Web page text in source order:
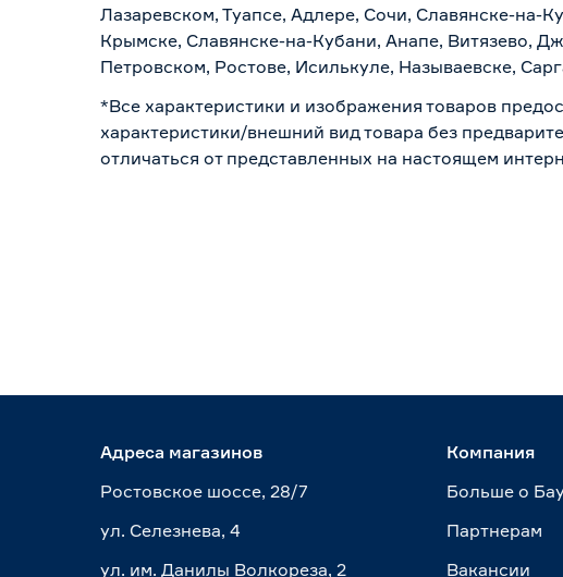
Лазаревском, Туапсе, Адлере, Сочи, Славянске-на-
Крымске, Славянске-на-Кубани, Анапе, Витязево,
Петровском, Ростове, Исилькуле, Называевске,
*Все характеристики и изображения товаров
характеристики/внешний вид товара без
отличаться от представленных на настоящем
Адреса магазинов
Ростовское шоссе, 28/7
ул. Селезнева, 4
ул. им. Данилы Волкореза, 2
Компания
Больше о
Партнерам
Вакансии